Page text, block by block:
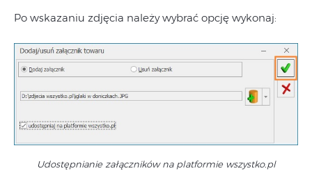
Po wskazaniu zdjęcia należy wybrać opcję wykonaj:
Udostępnianie załączników na platformie wszystko.pl